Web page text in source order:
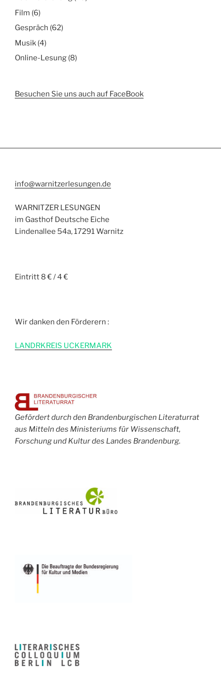
Film (6)
Gespräch (62)
Musik (4)
Online-Lesung (8)
Besuchen Sie uns auch auf FaceBook
info@warnitzerlesungen.de
WARNITZER LESUNGEN
im Gasthof Deutsche Eiche
Lindenallee 54a, 17291 Warnitz
Eintritt 8 € / 4 €
Wir danken den Förderern :
LANDRKREIS UCKERMARK
Gefördert durch den Brandenburgischen Literaturrat
aus Mitteln des Ministeriums für Wissenschaft,
Forschung und Kultur des Landes Brandenburg.